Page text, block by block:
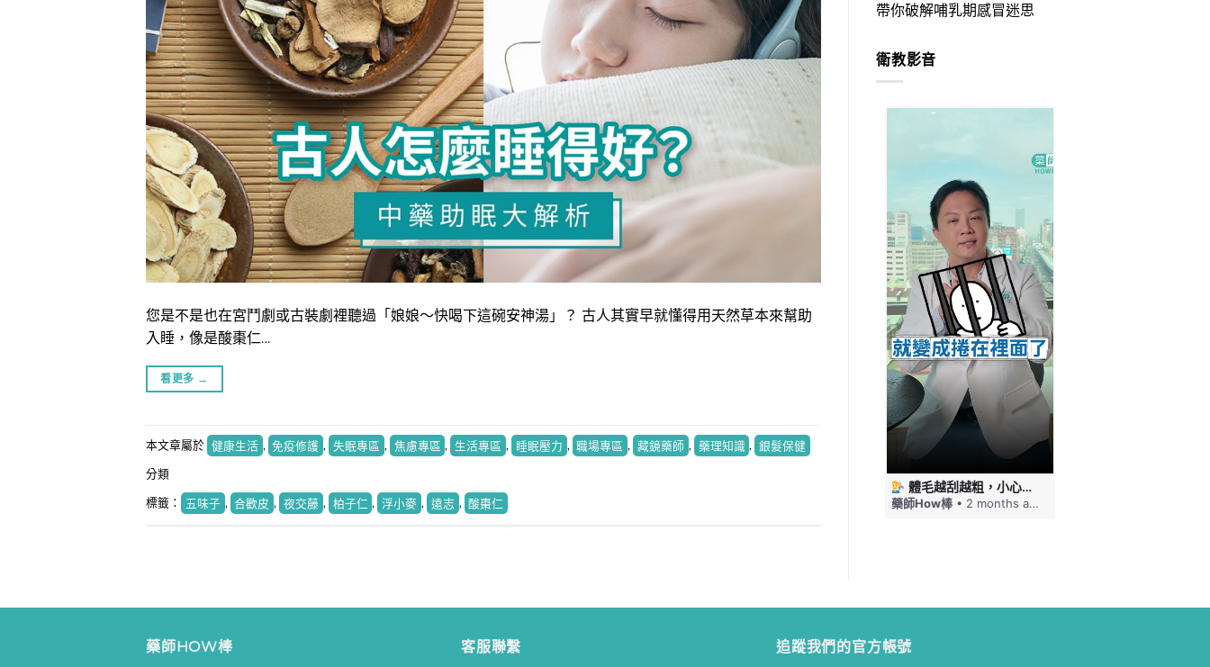
您是不是也在宮鬥劇或古裝劇裡聽過「娘娘～快喝下這碗安神湯」？ 古人其實早就懂得用天然草本來幫助
入睡，像是酸棗仁…
看更多 →
本文章屬於 健康生活 , 免疫修護 , 失眠專區 , 焦慮專區 , 生活專區 , 睡眠壓力 , 職場專區 , 藏鏡藥師 , 藥理知識 , 銀髮保健
分類
標籤： 五味子 , 合歡皮 , 夜交藤 , 柏子仁 , 浮小麥 , 遠志 , 酸棗仁
帶你破解哺乳期感冒迷思
衛教影音
體毛越刮越粗，小心毛髮倒插！刮毛這幾件事要注意 #藥師HOW棒
藥師How棒 • 2 months ago
藥師HOW棒 客服聯繫 追蹤我們的官方帳號